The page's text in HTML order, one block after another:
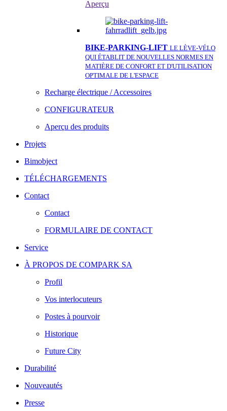
Aperçu
BIKE-PARKING-LIFT LE LÈVE-VÉLO
QUI ÉTABLIT DE NOUVELLES NORMES EN
MATIÈRE DE CONFORT ET D'UTILISATION
OPTIMALE DE L'ESPACE
Recharge électrique / Accessoires
CONFIGURATEUR
Aperçu des produits
Projets
Bimobject
TÉLÉCHARGEMENTS
Contact
Contact
FORMULAIRE DE CONTACT
Service
À PROPOS DE COMPARK SA
Profil
Vos interlocuteurs
Postes à pourvoir
Historique
Future City
Durabilité
Nouveautés
Presse